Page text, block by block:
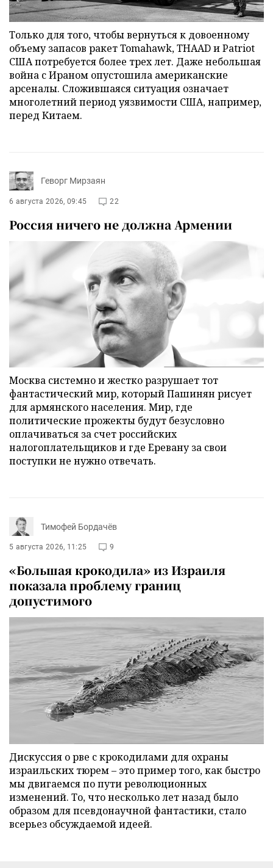
Только для того, чтобы вернуться к довоенному
объему запасов ракет Tomahawk, THAAD и Patriot
США потребуется более трех лет. Даже небольшая
война с Ираном опустошила американские
арсеналы. Сложившаяся ситуация означает
многолетний период уязвимости США, например,
перед Китаем.
Геворг Мирзаян
6 августа 2026, 09:45 22
Россия ничего не должна Армении
Москва системно и жестко разрушает тот
фантастический мир, который Пашинян рисует
для армянского населения. Мир, где
политические прожекты будут безусловно
оплачиваться за счет российских
налогоплательщиков и где Еревану за свои
поступки не нужно отвечать.
Тимофей Бордачёв
5 августа 2026, 11:25 9
«Большая крокодила» из Израиля
показала проблему границ
допустимого
Дискуссия о рве с крокодилами для охраны
израильских тюрем – это пример того, как быстро
мы двигаемся по пути революционных
изменений. То, что несколько лет назад было
образом для псевдонаучной фантастики, стало
всерьез обсуждаемой идеей.